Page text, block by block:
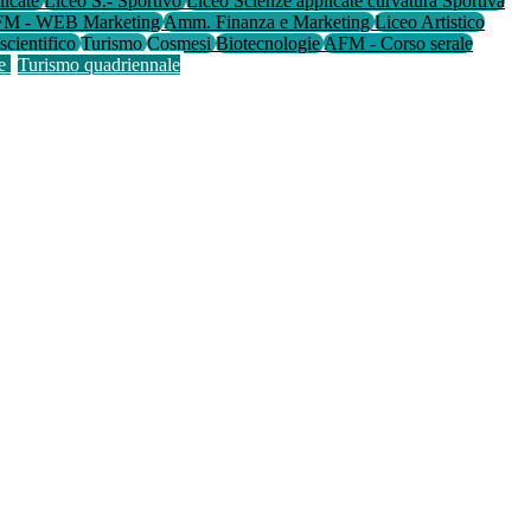
- WEB MarketingAmm. Finanza e MarketingLiceo Artistico
TurismoCosmesiBiotecnologieAFM - Corso serale
Turismo quadriennale